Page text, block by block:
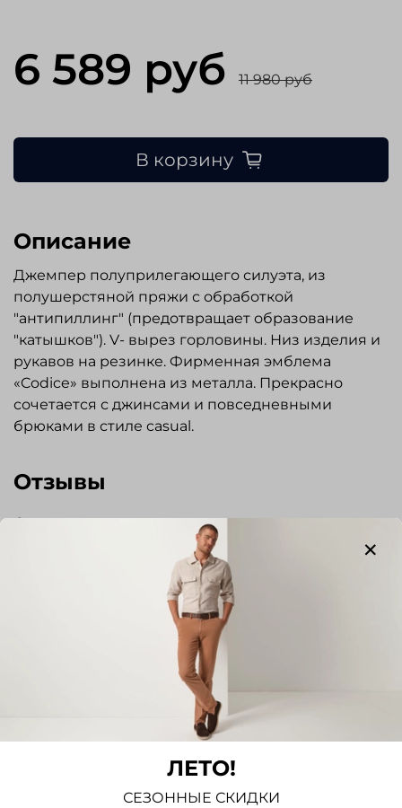
6 589 руб 11 980 руб
В корзину
Описание
Джемпер полуприлегающего силуэта, из
полушерстяной пряжи с обработкой
"антипиллинг" (предотвращает образование
"катышков"). V- вырез горловины. Низ изделия и
рукавов на резинке. Фирменная эмблема
«Codice» выполнена из металла. Прекрасно
сочетается с джинсами и повседневными
брюками в стиле casual.
Отзывы
Отзывов еще никто не оставлял
ЛЕТО!
СЕЗОННЫЕ СКИДКИ